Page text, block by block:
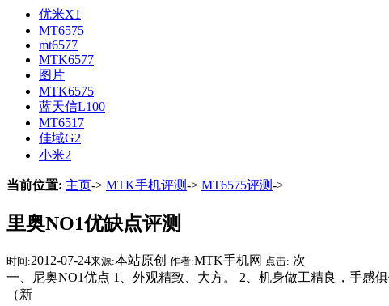
优米X1
MT6575
mt6577
MTK6577
图片
MTK6575
蓝天信L100
MT6517
佳域G2
小米2
当前位置: 主页-> MTK手机评测-> MT6575评测->
里奥NO1优缺点评测
时间:2012-07-24来源:本站原创 作者:MTK手机网 点击: 次
一、尼奥NO1优点 1、外观精致、大方。 2、机身做工精良，手感
（新